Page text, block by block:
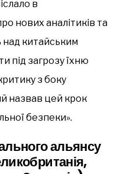
в
нових аналітиків та
над китайським
під загрозу їхню
з боку
назвав цей крок
безпеки».
альянсу